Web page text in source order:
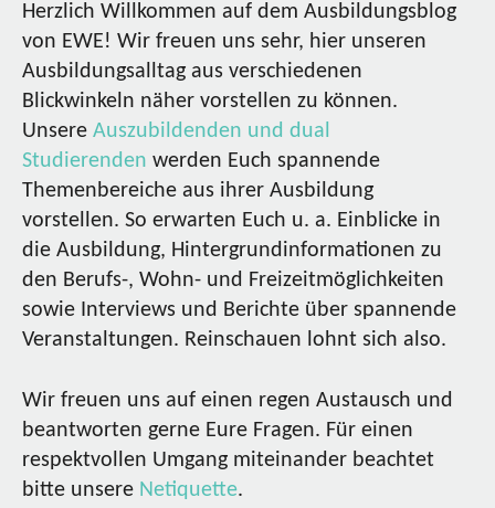
Herzlich Willkommen auf dem Ausbildungsblog
von EWE! Wir freuen uns sehr, hier unseren
Ausbildungsalltag aus verschiedenen
Blickwinkeln näher vorstellen zu können.
Unsere Auszubildenden und dual
Studierenden werden Euch spannende
Themenbereiche aus ihrer Ausbildung
vorstellen. So erwarten Euch u. a. Einblicke in
die Ausbildung, Hintergrundinformationen zu
den Berufs-, Wohn- und Freizeitmöglichkeiten
sowie Interviews und Berichte über spannende
Veranstaltungen. Reinschauen lohnt sich also.
Wir freuen uns auf einen regen Austausch und
beantworten gerne Eure Fragen. Für einen
respektvollen Umgang miteinander beachtet
bitte unsere Netiquette.